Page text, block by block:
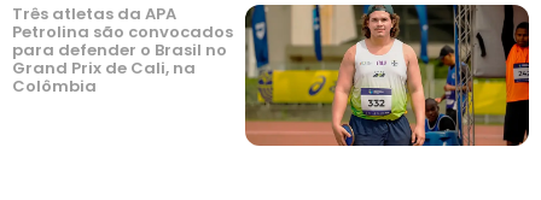
Três atletas da APA
Petrolina são convocados
para defender o Brasil no
Grand Prix de Cali, na
Colômbia